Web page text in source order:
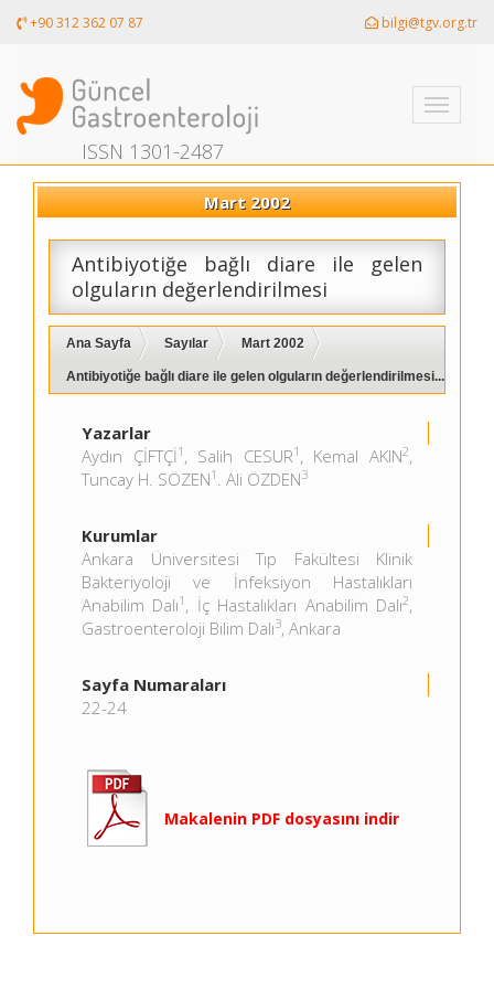
+90 312 362 07 87 bilgi@tgv.org.tr
Toggle
ISSN 1301-2487
Mart 2002
Antibiyotiğe bağlı diare ile gelen
olguların değerlendirilmesi
Ana Sayfa Sayılar Mart 2002
Antibiyotiğe bağlı diare ile gelen olguların değerlendirilmesi...
Yazarlar
Aydın ÇİFTÇİ1 , Salih CESUR1 , Kemal AKIN2,
Tuncay H. SÖZEN1 . Ali ÖZDEN3
Kurumlar
Ankara Üniversitesi Tıp Fakültesi Klinik
Bakteriyoloji ve İnfeksiyon Hastalıkları
Anabilim Dalı1 , İç Hastalıkları Anabilim Dalı2,
Gastroenteroloji Bilim Dalı3, Ankara
Sayfa Numaraları
22-24
Makalenin PDF dosyasını indir